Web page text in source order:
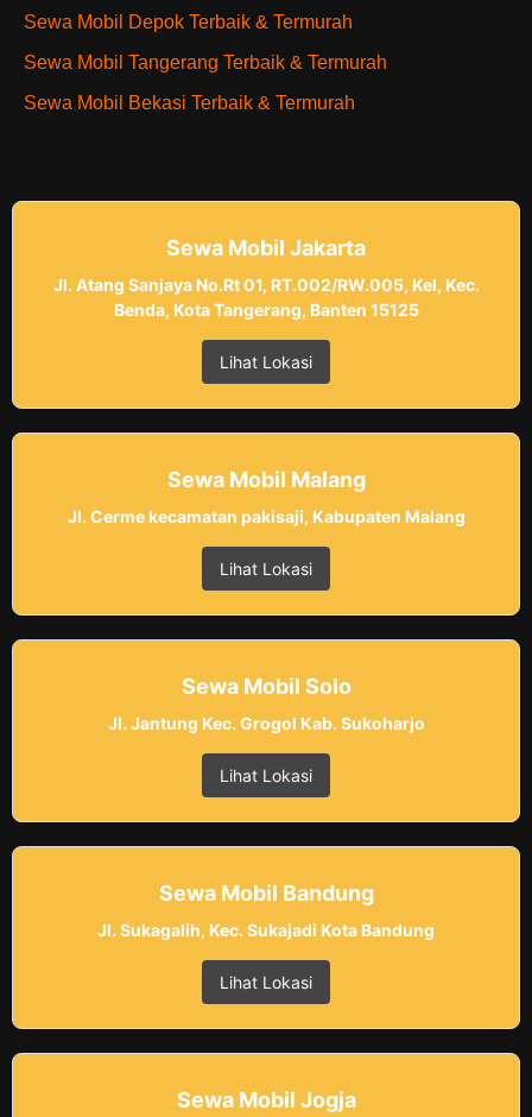
Sewa Mobil Depok Terbaik & Termurah
Sewa Mobil Tangerang Terbaik & Termurah
Sewa Mobil Bekasi Terbaik & Termurah
Sewa Mobil Jakarta
Jl. Atang Sanjaya No.Rt 01, RT.002/RW.005, Kel, Kec.
Benda, Kota Tangerang, Banten 15125
Lihat Lokasi
Sewa Mobil Malang
Jl. Cerme kecamatan pakisaji, Kabupaten Malang
Lihat Lokasi
Sewa Mobil Solo
Jl. Jantung Kec. Grogol Kab. Sukoharjo
Lihat Lokasi
Sewa Mobil Bandung
Jl. Sukagalih, Kec. Sukajadi Kota Bandung
Lihat Lokasi
Sewa Mobil Jogja